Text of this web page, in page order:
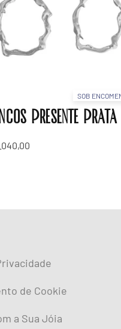
SOB
Presente Prata
de Cookie
a Sua Jóia